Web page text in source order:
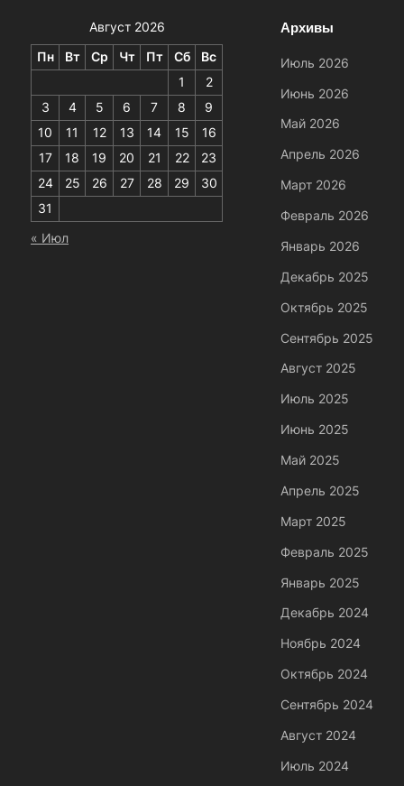
Август 2026
Пн Вт Ср Чт Пт Сб
Вс
1
2
3
4 5 6 7 8
9
10
11 12 13 14 15
16
17
18 19 20 21 22
23
24
25 26 27 28 29
30
31
« Июл
Архивы
Июль 2026
Июнь 2026
Май 2026
Апрель 2026
Март 2026
Февраль 2026
Январь 2026
Декабрь 2025
Октябрь 2025
Сентябрь 2025
Август 2025
Июль 2025
Июнь 2025
Май 2025
Апрель 2025
Март 2025
Февраль 2025
Январь 2025
Декабрь 2024
Ноябрь 2024
Октябрь 2024
Сентябрь 2024
Август 2024
Июль 2024